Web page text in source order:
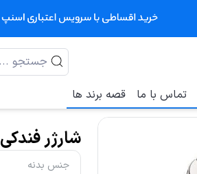
تماس با ما قصه برند ها
شارژر فندکی Yesido یسیدو Y68
جنس بدنه